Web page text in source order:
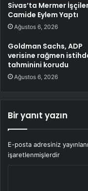
Sivas’ta Mermer
Camide Eylem Yaptı
Ağustos 6, 2026
Goldman Sachs, ADP
verisine rağmen
tahminini korudu
Ağustos 6, 2026
Bir yanıt yazın
E-posta adresiniz
işaretlenmişlerdir